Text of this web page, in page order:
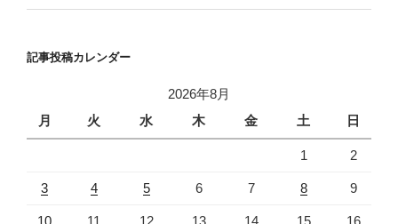
記事投稿カレンダー
2026年8月
月
火 水 木 金 土 日
1 2
3 4 5 6 7 8 9
10 11 12 13 14 15 16